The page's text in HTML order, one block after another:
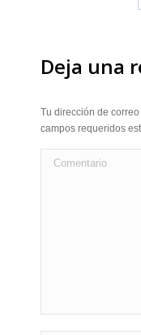
Deja una
Tu dirección de
campos requeridos
Comentario